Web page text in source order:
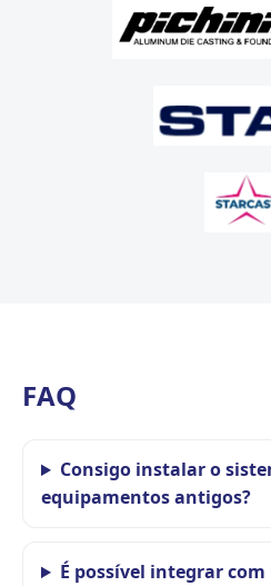
FAQ
Consigo instalar o
equipamentos antigos?
É possível integrar com